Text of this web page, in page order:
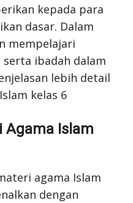
kepada para
dasar. Dalam
mempelajari
ibadah dalam
lebih detail
kelas 6
Agama Islam
agama Islam
dengan